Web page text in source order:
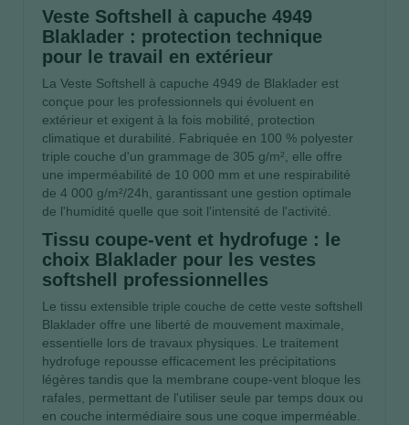
Veste Softshell à capuche 4949
Blaklader : protection technique
pour le travail en extérieur
La Veste Softshell à capuche 4949 de Blaklader est
conçue pour les professionnels qui évoluent en
extérieur et exigent à la fois mobilité, protection
climatique et durabilité. Fabriquée en 100 % polyester
triple couche d'un grammage de 305 g/m², elle offre
une imperméabilité de 10 000 mm et une respirabilité
de 4 000 g/m²/24h, garantissant une gestion optimale
de l'humidité quelle que soit l'intensité de l'activité.
Tissu coupe-vent et hydrofuge : le
choix Blaklader pour les vestes
softshell professionnelles
Le tissu extensible triple couche de cette veste softshell
Blaklader offre une liberté de mouvement maximale,
essentielle lors de travaux physiques. Le traitement
hydrofuge repousse efficacement les précipitations
légères tandis que la membrane coupe-vent bloque les
rafales, permettant de l'utiliser seule par temps doux ou
en couche intermédiaire sous une coque imperméable.